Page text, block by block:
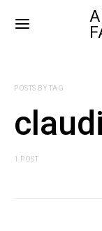
POSTS BY TAG
1 POST